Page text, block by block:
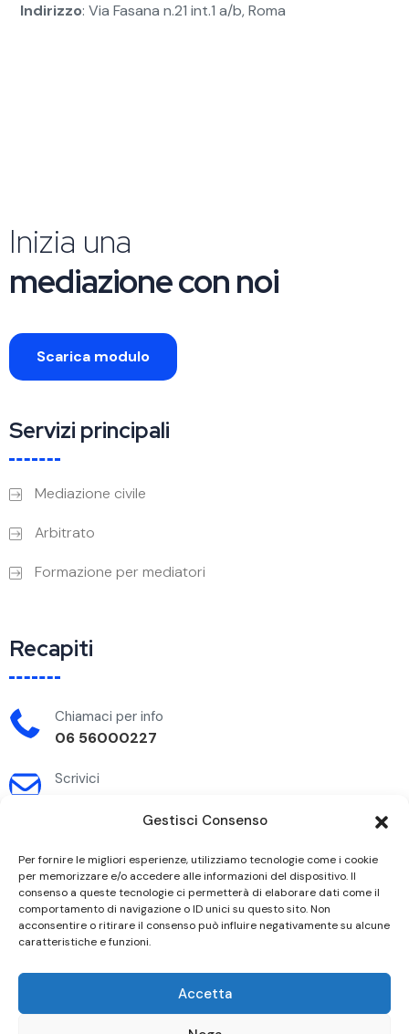
Gestisci Consenso
Per fornire le migliori esperienze, utilizziamo tecnologie come i cookie
per memorizzare e/o accedere alle informazioni del dispositivo. Il
consenso a queste tecnologie ci permetterà di elaborare dati come il
comportamento di navigazione o ID unici su questo sito. Non
acconsentire o ritirare il consenso può influire negativamente su alcune
caratteristiche e funzioni.
Accetta
Indirizzo: Via Fasana n.21 int.1 a/b, Roma
Inizia una
mediazione con noi
Scarica modulo
Servizi principali
Mediazione civile
Arbitrato
Formazione per mediatori
Recapiti
Chiamaci per info
06 56000227
Scrivici
Via Fasana n. 21 Roma
MediaOstiensis Italia - Copyright 2023. All rights reserved.
Iscritta al n. 1062 del Registro degli Organismi di
Mediazione del Ministero della Giustizia
Privacy PolicyCookie PolicyBlog